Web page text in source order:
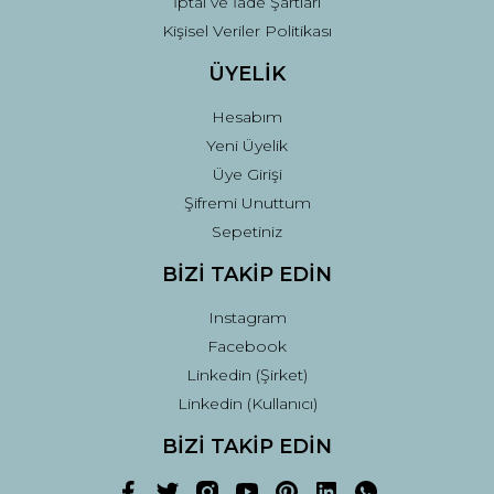
Kişisel Veriler Politikası
ÜYELİK
Hesabım
Yeni Üyelik
Üye Girişi
Şifremi Unuttum
Sepetiniz
BİZİ TAKİP EDİN
Instagram
Facebook
Linkedin (Şirket)
Linkedin (Kullanıcı)
BİZİ TAKİP EDİN